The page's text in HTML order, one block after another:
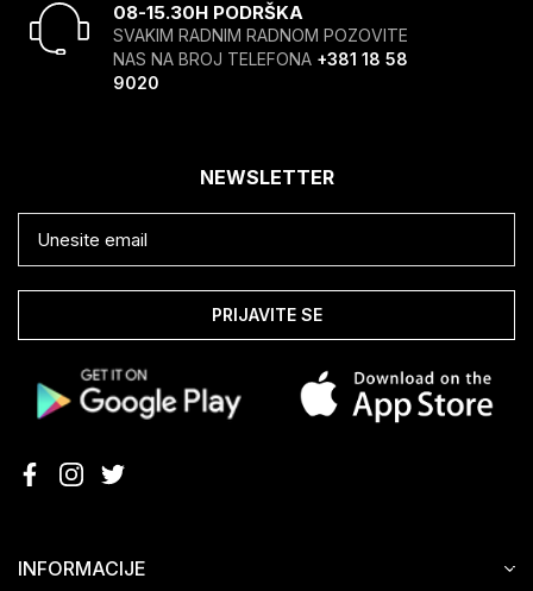
08-15.30H PODRŠKA
SVAKIM RADNIM RADNOM POZOVITE
NAS NA BROJ TELEFONA +381 18 58
9020
INFORMACIJE
NEWSLETTER
PRIJAVITE SE